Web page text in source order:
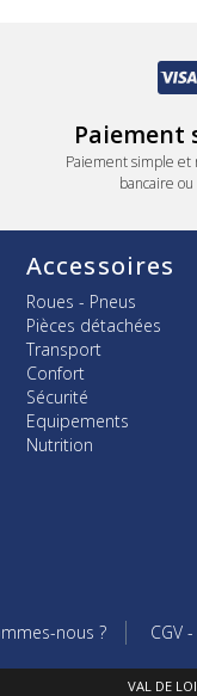
Paiement
Paiement simple et
bancaire ou
Accessoires
Roues - Pneus
Pièces détachées
Transport
Confort
Sécurité
Equipements
Nutrition
nous ? CGV
VAL DE